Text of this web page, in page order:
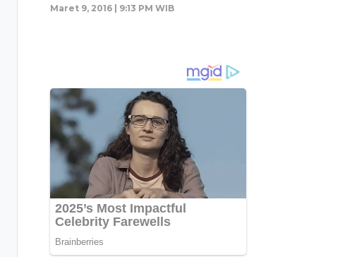
Maret 9, 2016 | 9:13 PM WIB